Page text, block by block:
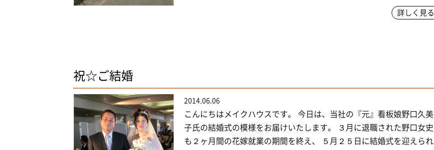
詳しく見る
祝☆ご結婚
2014.06.06
こんにちはメイクハウスです。 今日は、当社の『元』看板娘野口久美
子氏の結婚式の模様をお届けいたします。 ３月に退職された野口女史
も２ヶ月間の花嫁就業の期間を終え、 ５月２５日に結婚式を迎えられ